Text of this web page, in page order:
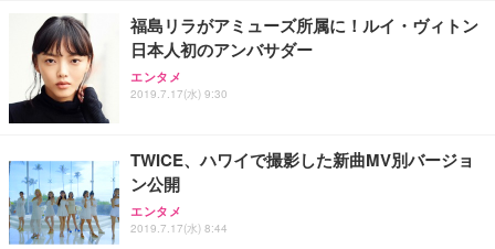
務用 おしゃれ パソコンチェア (ホワイト)
ANDWINT オフィスチェア デスクチェア 肘なし メ
ッシュ 通気性 ランバーサポート付き 腰サポート ガ
ス圧無段階昇降 360度回転 キャスター付き コンパク
【MiniLED/24.5inch/280Hz/FHD】GRAPHT THE S
HOOTER Gaming Monitor 24” Essential ゲーミン
グモニター QD 24.5インチ 1ms FHD 量子ドット 残
アイリスオーヤマ ペットシーツ 超厚型 お徳用 レギ
ュラー 200枚入【Amazon.co.jp限定】
福島リラがアミューズ所属に！ルイ・ヴィトン
日本人初のアンバサダー
エンタメ
2019.7.17(水) 9:30
TWICE、ハワイで撮影した新曲MV別バージョ
ン公開
エンタメ
2019.7.17(水) 8:44